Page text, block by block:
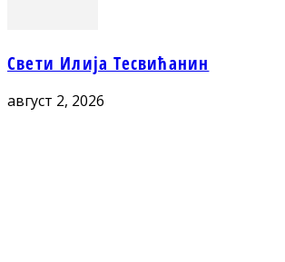
Свети Илија Тесвићанин
август 2, 2026